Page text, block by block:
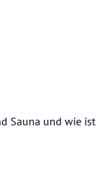
Sauna und wie ist